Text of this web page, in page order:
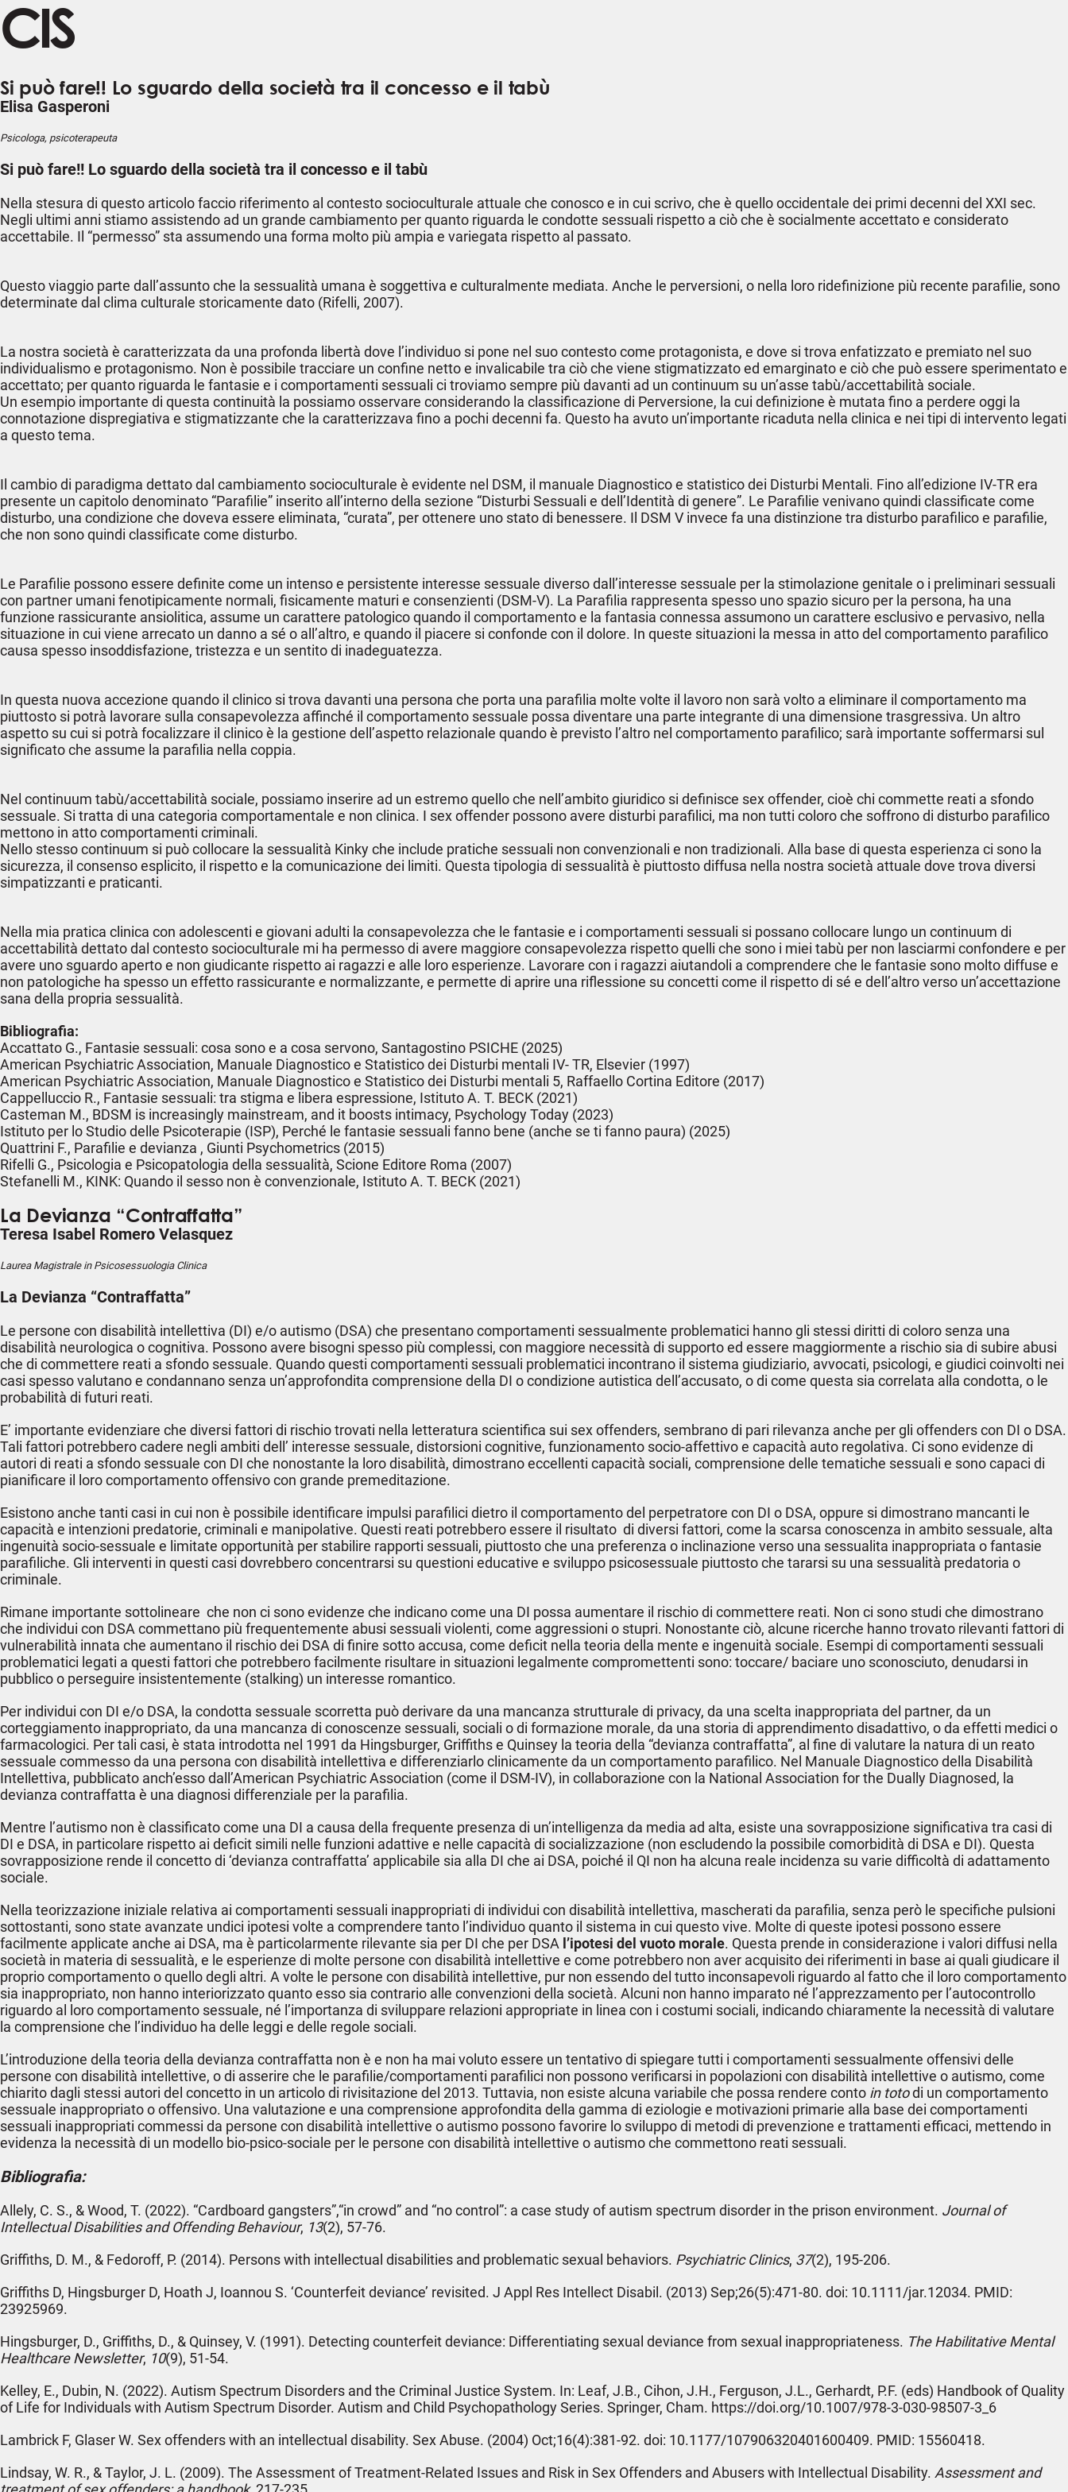
CIS
Si può fare!! Lo sguardo della società tra il concesso e il tabù
Elisa Gasperoni
Psicologa, psicoterapeuta
Si può fare!! Lo sguardo della società tra il concesso e il tabù
Nella stesura di questo articolo faccio riferimento al contesto socioculturale attuale che conosco e in cui scrivo, che è quello occidentale dei primi decenni del XXI sec.
Negli ultimi anni stiamo assistendo ad un grande cambiamento per quanto riguarda le condotte sessuali rispetto a ciò che è socialmente accettato e considerato
accettabile. Il “permesso” sta assumendo una forma molto più ampia e variegata rispetto al passato.
Questo viaggio parte dall’assunto che la sessualità umana è soggettiva e culturalmente mediata. Anche le perversioni, o nella loro ridefinizione più recente parafilie, sono
determinate dal clima culturale storicamente dato (Rifelli, 2007).
La nostra società è caratterizzata da una profonda libertà dove l’individuo si pone nel suo contesto come protagonista, e dove si trova enfatizzato e premiato nel suo
individualismo e protagonismo. Non è possibile tracciare un confine netto e invalicabile tra ciò che viene stigmatizzato ed emarginato e ciò che può essere sperimentato e
accettato; per quanto riguarda le fantasie e i comportamenti sessuali ci troviamo sempre più davanti ad un continuum su un’asse tabù/accettabilità sociale.
Un esempio importante di questa continuità la possiamo osservare considerando la classificazione di Perversione, la cui definizione è mutata fino a perdere oggi la
connotazione dispregiativa e stigmatizzante che la caratterizzava fino a pochi decenni fa. Questo ha avuto un’importante ricaduta nella clinica e nei tipi di intervento legati
a questo tema.
Il cambio di paradigma dettato dal cambiamento socioculturale è evidente nel DSM, il manuale Diagnostico e statistico dei Disturbi Mentali. Fino all’edizione IV-TR era
presente un capitolo denominato “Parafilie” inserito all’interno della sezione “Disturbi Sessuali e dell’Identità di genere”. Le Parafilie venivano quindi classificate come
disturbo, una condizione che doveva essere eliminata, “curata”, per ottenere uno stato di benessere. Il DSM V invece fa una distinzione tra disturbo parafilico e parafilie,
che non sono quindi classificate come disturbo.
Le Parafilie possono essere definite come un intenso e persistente interesse sessuale diverso dall’interesse sessuale per la stimolazione genitale o i preliminari sessuali
con partner umani fenotipicamente normali, fisicamente maturi e consenzienti (DSM-V). La Parafilia rappresenta spesso uno spazio sicuro per la persona, ha una
funzione rassicurante ansiolitica, assume un carattere patologico quando il comportamento e la fantasia connessa assumono un carattere esclusivo e pervasivo, nella
situazione in cui viene arrecato un danno a sé o all’altro, e quando il piacere si confonde con il dolore. In queste situazioni la messa in atto del comportamento parafilico
causa spesso insoddisfazione, tristezza e un sentito di inadeguatezza.
In questa nuova accezione quando il clinico si trova davanti una persona che porta una parafilia molte volte il lavoro non sarà volto a eliminare il comportamento ma
piuttosto si potrà lavorare sulla consapevolezza affinché il comportamento sessuale possa diventare una parte integrante di una dimensione trasgressiva. Un altro
aspetto su cui si potrà focalizzare il clinico è la gestione dell’aspetto relazionale quando è previsto l’altro nel comportamento parafilico; sarà importante soffermarsi sul
significato che assume la parafilia nella coppia.
Nel continuum tabù/accettabilità sociale, possiamo inserire ad un estremo quello che nell’ambito giuridico si definisce sex offender, cioè chi commette reati a sfondo
sessuale. Si tratta di una categoria comportamentale e non clinica. I sex offender possono avere disturbi parafilici, ma non tutti coloro che soffrono di disturbo parafilico
mettono in atto comportamenti criminali.
Nello stesso continuum si può collocare la sessualità Kinky che include pratiche sessuali non convenzionali e non tradizionali. Alla base di questa esperienza ci sono la
sicurezza, il consenso esplicito, il rispetto e la comunicazione dei limiti. Questa tipologia di sessualità è piuttosto diffusa nella nostra società attuale dove trova diversi
simpatizzanti e praticanti.
Nella mia pratica clinica con adolescenti e giovani adulti la consapevolezza che le fantasie e i comportamenti sessuali si possano collocare lungo un continuum di
accettabilità dettato dal contesto socioculturale mi ha permesso di avere maggiore consapevolezza rispetto quelli che sono i miei tabù per non lasciarmi confondere e per
avere uno sguardo aperto e non giudicante rispetto ai ragazzi e alle loro esperienze. Lavorare con i ragazzi aiutandoli a comprendere che le fantasie sono molto diffuse e
non patologiche ha spesso un effetto rassicurante e normalizzante, e permette di aprire una riflessione su concetti come il rispetto di sé e dell’altro verso un’accettazione
sana della propria sessualità.
Bibliografia:
Accattato G., Fantasie sessuali: cosa sono e a cosa servono, Santagostino PSICHE (2025)
American Psychiatric Association, Manuale Diagnostico e Statistico dei Disturbi mentali IV- TR, Elsevier (1997)
American Psychiatric Association, Manuale Diagnostico e Statistico dei Disturbi mentali 5, Raffaello Cortina Editore (2017)
Cappelluccio R., Fantasie sessuali: tra stigma e libera espressione, Istituto A. T. BECK (2021)
Casteman M., BDSM is increasingly mainstream, and it boosts intimacy, Psychology Today (2023)
Istituto per lo Studio delle Psicoterapie (ISP), Perché le fantasie sessuali fanno bene (anche se ti fanno paura) (2025)
Quattrini F., Parafilie e devianza , Giunti Psychometrics (2015)
Rifelli G., Psicologia e Psicopatologia della sessualità, Scione Editore Roma (2007)
Stefanelli M., KINK: Quando il sesso non è convenzionale, Istituto A. T. BECK (2021)
La Devianza “Contraffatta”
Teresa Isabel Romero Velasquez
Laurea Magistrale in Psicosessuologia Clinica
La Devianza “Contraffatta”
Le persone con disabilità intellettiva (DI) e/o autismo (DSA) che presentano comportamenti sessualmente problematici hanno gli stessi diritti di coloro senza una
disabilità neurologica o cognitiva. Possono avere bisogni spesso più complessi, con maggiore necessità di supporto ed essere maggiormente a rischio sia di subire abusi
che di commettere reati a sfondo sessuale. Quando questi comportamenti sessuali problematici incontrano il sistema giudiziario, avvocati, psicologi, e giudici coinvolti nei
casi spesso valutano e condannano senza un’approfondita comprensione della DI o condizione autistica dell’accusato, o di come questa sia correlata alla condotta, o le
probabilità di futuri reati.
E’ importante evidenziare che diversi fattori di rischio trovati nella letteratura scientifica sui sex offenders, sembrano di pari rilevanza anche per gli offenders con DI o DSA.
Tali fattori potrebbero cadere negli ambiti dell’ interesse sessuale, distorsioni cognitive, funzionamento socio-affettivo e capacità auto regolativa. Ci sono evidenze di
autori di reati a sfondo sessuale con DI che nonostante la loro disabilità, dimostrano eccellenti capacità sociali, comprensione delle tematiche sessuali e sono capaci di
pianificare il loro comportamento offensivo con grande premeditazione.
Esistono anche tanti casi in cui non è possibile identificare impulsi parafilici dietro il comportamento del perpetratore con DI o DSA, oppure si dimostrano mancanti le
capacità e intenzioni predatorie, criminali e manipolative. Questi reati potrebbero essere il risultato di diversi fattori, come la scarsa conoscenza in ambito sessuale, alta
ingenuità socio-sessuale e limitate opportunità per stabilire rapporti sessuali, piuttosto che una preferenza o inclinazione verso una sessualita inappropriata o fantasie
parafiliche. Gli interventi in questi casi dovrebbero concentrarsi su questioni educative e sviluppo psicosessuale piuttosto che tararsi su una sessualità predatoria o
criminale.
Rimane importante sottolineare che non ci sono evidenze che indicano come una DI possa aumentare il rischio di commettere reati. Non ci sono studi che dimostrano
che individui con DSA commettano più frequentemente abusi sessuali violenti, come aggressioni o stupri. Nonostante ciò, alcune ricerche hanno trovato rilevanti fattori di
vulnerabilità innata che aumentano il rischio dei DSA di finire sotto accusa, come deficit nella teoria della mente e ingenuità sociale. Esempi di comportamenti sessuali
problematici legati a questi fattori che potrebbero facilmente risultare in situazioni legalmente compromettenti sono: toccare/ baciare uno sconosciuto, denudarsi in
pubblico o perseguire insistentemente (stalking) un interesse romantico.
Per individui con DI e/o DSA, la condotta sessuale scorretta può derivare da una mancanza strutturale di privacy, da una scelta inappropriata del partner, da un
corteggiamento inappropriato, da una mancanza di conoscenze sessuali, sociali o di formazione morale, da una storia di apprendimento disadattivo, o da effetti medici o
farmacologici. Per tali casi, è stata introdotta nel 1991 da Hingsburger, Griffiths e Quinsey la teoria della “devianza contraffatta”, al fine di valutare la natura di un reato
sessuale commesso da una persona con disabilità intellettiva e differenziarlo clinicamente da un comportamento parafilico. Nel Manuale Diagnostico della Disabilità
Intellettiva, pubblicato anch’esso dall’American Psychiatric Association (come il DSM-IV), in collaborazione con la National Association for the Dually Diagnosed, la
devianza contraffatta è una diagnosi differenziale per la parafilia.
Mentre l’autismo non è classificato come una DI a causa della frequente presenza di un’intelligenza da media ad alta, esiste una sovrapposizione significativa tra casi di
DI e DSA, in particolare rispetto ai deficit simili nelle funzioni adattive e nelle capacità di socializzazione (non escludendo la possibile comorbidità di DSA e DI). Questa
sovrapposizione rende il concetto di ‘devianza contraffatta’ applicabile sia alla DI che ai DSA, poiché il QI non ha alcuna reale incidenza su varie difficoltà di adattamento
sociale.
Nella teorizzazione iniziale relativa ai comportamenti sessuali inappropriati di individui con disabilità intellettiva, mascherati da parafilia, senza però le specifiche pulsioni
sottostanti, sono state avanzate undici ipotesi volte a comprendere tanto l’individuo quanto il sistema in cui questo vive. Molte di queste ipotesi possono essere
facilmente applicate anche ai DSA, ma è particolarmente rilevante sia per DI che per DSA l’ipotesi del vuoto morale. Questa prende in considerazione i valori diffusi nella
società in materia di sessualità, e le esperienze di molte persone con disabilità intellettive e come potrebbero non aver acquisito dei riferimenti in base ai quali giudicare il
proprio comportamento o quello degli altri. A volte le persone con disabilità intellettive, pur non essendo del tutto inconsapevoli riguardo al fatto che il loro comportamento
sia inappropriato, non hanno interiorizzato quanto esso sia contrario alle convenzioni della società. Alcuni non hanno imparato né l’apprezzamento per l’autocontrollo
riguardo al loro comportamento sessuale, né l’importanza di sviluppare relazioni appropriate in linea con i costumi sociali, indicando chiaramente la necessità di valutare
la comprensione che l’individuo ha delle leggi e delle regole sociali.
L’introduzione della teoria della devianza contraffatta non è e non ha mai voluto essere un tentativo di spiegare tutti i comportamenti sessualmente offensivi delle
persone con disabilità intellettive, o di asserire che le parafilie/comportamenti parafilici non possono verificarsi in popolazioni con disabilità intellettive o autismo, come
chiarito dagli stessi autori del concetto in un articolo di rivisitazione del 2013. Tuttavia, non esiste alcuna variabile che possa rendere conto in totodi un comportamento
sessuale inappropriato o offensivo. Una valutazione e una comprensione approfondita della gamma di eziologie e motivazioni primarie alla base dei comportamenti
sessuali inappropriati commessi da persone con disabilità intellettive o autismo possono favorire lo sviluppo di metodi di prevenzione e trattamenti efficaci, mettendo in
evidenza la necessità di un modello bio-psico-sociale per le persone con disabilità intellettive o autismo che commettono reati sessuali.
Bibliografia:
Allely, C. S., & Wood, T. (2022). “Cardboard gangsters”,“in crowd” and “no control”: a case study of autism spectrum disorder in the prison environment. Journal of
Intellectual Disabilities and Offending Behaviour, 13(2), 57-76.
Griffiths, D. M., & Fedoroff, P. (2014). Persons with intellectual disabilities and problematic sexual behaviors. Psychiatric Clinics, 37(2), 195-206.
Griffiths D, Hingsburger D, Hoath J, Ioannou S. ‘Counterfeit deviance’ revisited. J Appl Res Intellect Disabil. (2013) Sep;26(5):471-80. doi: 10.1111/jar.12034. PMID:
23925969.
Hingsburger, D., Griffiths, D., & Quinsey, V. (1991). Detecting counterfeit deviance: Differentiating sexual deviance from sexual inappropriateness. The Habilitative Mental
Healthcare Newsletter, 10(9), 51-54.
Kelley, E., Dubin, N. (2022). Autism Spectrum Disorders and the Criminal Justice System. In: Leaf, J.B., Cihon, J.H., Ferguson, J.L., Gerhardt, P.F. (eds) Handbook of Quality
of Life for Individuals with Autism Spectrum Disorder. Autism and Child Psychopathology Series. Springer, Cham. https://doi.org/10.1007/978-3-030-98507-3_6
Lambrick F, Glaser W. Sex offenders with an intellectual disability. Sex Abuse. (2004) Oct;16(4):381-92. doi: 10.1177/107906320401600409. PMID: 15560418.
Lindsay, W. R., & Taylor, J. L. (2009). The Assessment of Treatment‐Related Issues and Risk in Sex Offenders and Abusers with Intellectual Disability. Assessment and